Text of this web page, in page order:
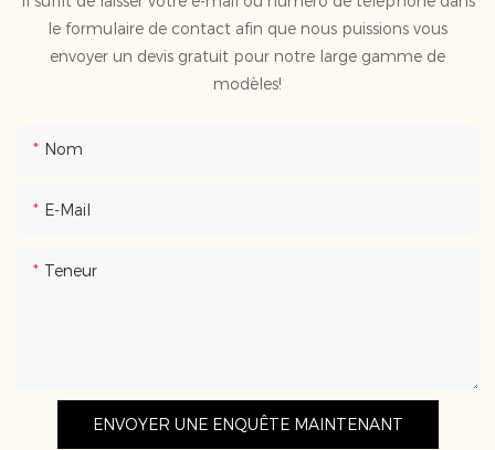
le formulaire de contact afin que nous puissions vous
envoyer un devis gratuit pour notre large gamme de
modèles!
Nom
E-Mail
Teneur
ENVOYER UNE ENQUÊTE MAINTENANT